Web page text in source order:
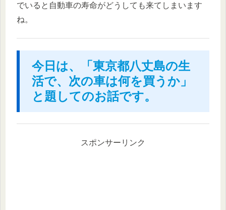
でいると自動車の寿命がどうしても来てしまいます
ね。
今日は、「東京都八丈島の生
活で、次の車は何を買うか」
と題してのお話です。
スポンサーリンク